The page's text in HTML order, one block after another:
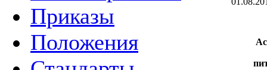
Приказы
Положения